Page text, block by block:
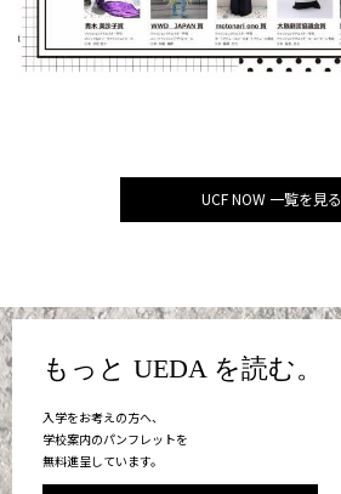
UCF NOW 一覧を見る
もっと UEDA を読む。
入学をお考えの方へ、
学校案内のパンフレットを
無料進呈しています。